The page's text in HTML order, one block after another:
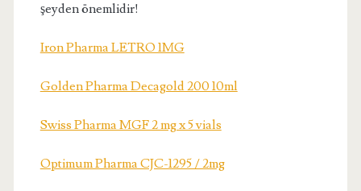
şeyden önemlidir!
Iron Pharma LETRO 1MG
Golden Pharma Decagold 200 10ml
Swiss Pharma MGF 2 mg x 5 vials
Optimum Pharma CJC-1295 / 2mg